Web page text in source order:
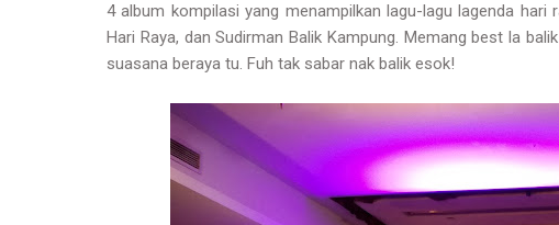
4 album kompilasi yang menampilkan lagu-lagu lagenda hari
Hari Raya, dan Sudirman Balik Kampung. Memang best la
suasana beraya tu. Fuh tak sabar nak balik esok!